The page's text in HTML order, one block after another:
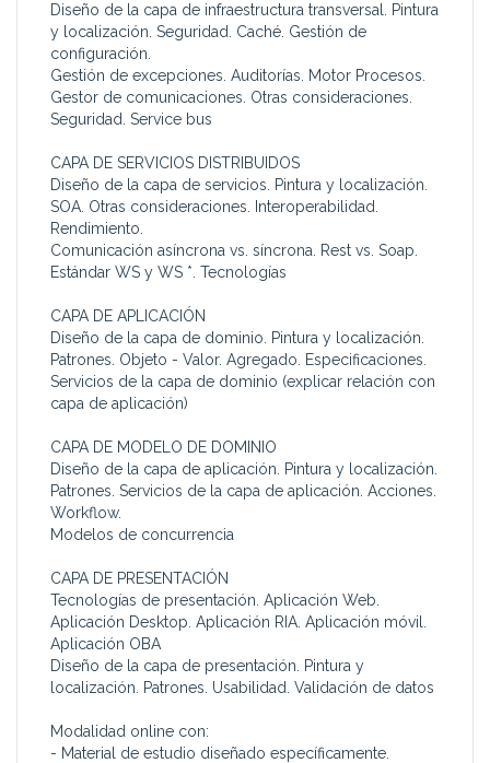
Diseño de la capa de infraestructura transversal. Pintura
y localización. Seguridad. Caché. Gestión de
configuración.
Gestión de excepciones. Auditorías. Motor Procesos.
Gestor de comunicaciones. Otras consideraciones.
Seguridad. Service bus
CAPA DE SERVICIOS DISTRIBUIDOS
Diseño de la capa de servicios. Pintura y localización.
SOA. Otras consideraciones. Interoperabilidad.
Rendimiento.
Comunicación asíncrona vs. síncrona. Rest vs. Soap.
Estándar WS y WS *. Tecnologías
CAPA DE APLICACIÓN
Diseño de la capa de dominio. Pintura y localización.
Patrones. Objeto - Valor. Agregado. Especificaciones.
Servicios de la capa de dominio (explicar relación con
capa de aplicación)
CAPA DE MODELO DE DOMINIO
Diseño de la capa de aplicación. Pintura y localización.
Patrones. Servicios de la capa de aplicación. Acciones.
Workflow.
Modelos de concurrencia
CAPA DE PRESENTACIÓN
Tecnologías de presentación. Aplicación Web.
Aplicación Desktop. Aplicación RIA. Aplicación móvil.
Aplicación OBA
Diseño de la capa de presentación. Pintura y
localización. Patrones. Usabilidad. Validación de datos
Modalidad online con:
- Material de estudio diseñado específicamente.